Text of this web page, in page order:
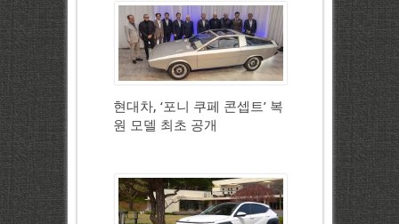
현대차, ‘포니 쿠페 콘셉트’ 복
원 모델 최초 공개